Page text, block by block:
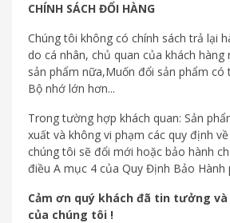
CHÍNH SÁCH ĐỔI HÀNG
Chúng tôi không có chính sách trả lại
do cá nhân, chủ quan của khách hàng
sản phẩm nữa,Muốn đổi sản phẩm có
Bộ nhớ lớn hơn...
Trong tường hợp khách quan: Sản
xuất và không vi phạm các quy định
chúng tôi sẽ đổi mới hoặc bảo hành
điều A mục 4 của Quy Định Bảo Hành
Cảm ơn quý khách đã tin tưởng
của chúng tôi !